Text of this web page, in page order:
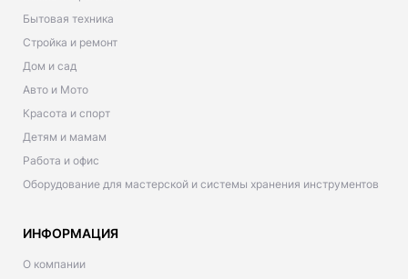
Бытовая техника
Стройка и ремонт
Дом и сад
Авто и Мото
Красота и спорт
Детям и мамам
Работа и офис
Оборудование для мастерской и системы хранения инструментов
ИНФОРМАЦИЯ
О компании